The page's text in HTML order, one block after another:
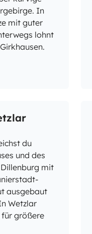
In
mit guter
lohnt
du
und des
mit
ausgebaut
Wetzlar
größere